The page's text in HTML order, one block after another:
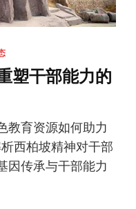
塑干部能力的
教育资源如何助力
西柏坡精神对干部
因传承与干部能力